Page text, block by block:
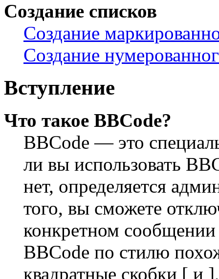
Создание списков
Создание
Создание
Вступление
Что такое BBCode?
BBCode — это
ли вы использовать
нет, определяется
того, вы сможете
конкретном
BBCode по стилю
квадратные скобки [ и